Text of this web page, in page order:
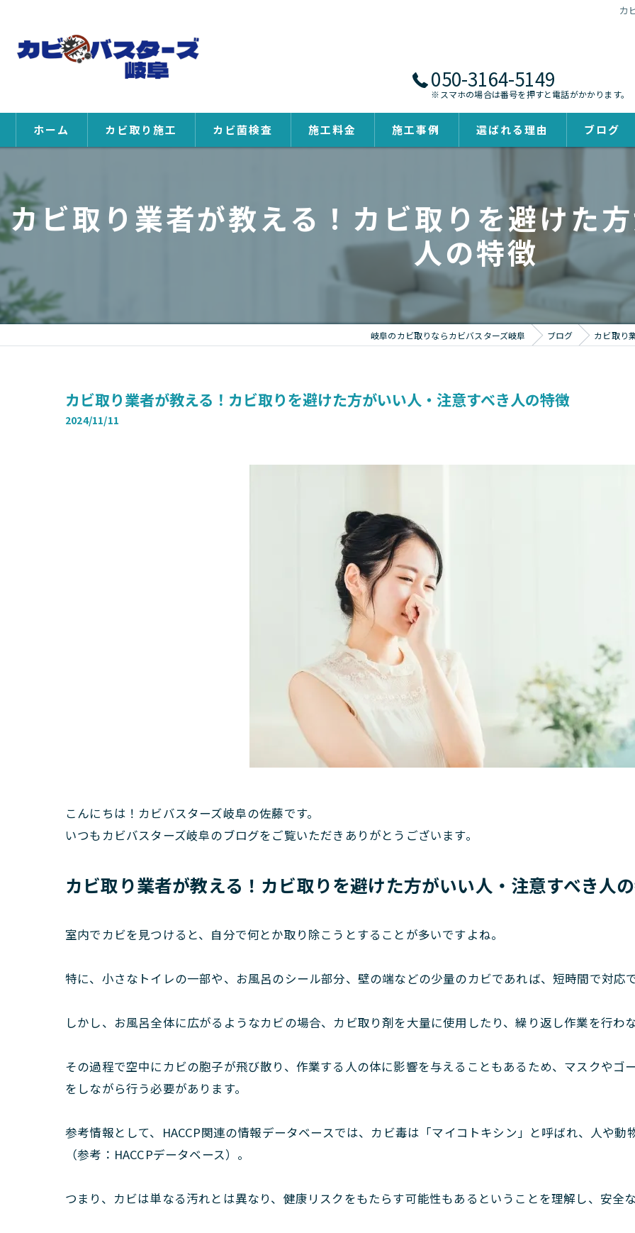
カ
050-3164-5149
※スマホの場合は番号を押すと電話がかかります。
ホーム カビ取り施工 カビ菌検査 施工料金 施工事例 選ばれる理由 ブログ
カビ取り業者が教える！カビ取りを避けた
人の特徴
岐阜のカビ取りならカビバスターズ岐阜 ブログ カビ取り
カビ取り業者が教える！カビ取りを避けた方がいい人・注意すべき人の特徴
2024/11/11
こんにちは！カビバスターズ岐阜の佐藤です。
いつもカビバスターズ岐阜のブログをご覧いただきありがとうございます。
カビ取り業者が教える！カビ取りを避けた方がいい人・注意すべき人
室内でカビを見つけると、自分で何とか取り除こうとすることが多いですよね。
特に、小さなトイレの一部や、お風呂のシール部分、壁の端などの少量のカビであれば、短時間で対応
しかし、お風呂全体に広がるようなカビの場合、カビ取り剤を大量に使用したり、繰り返し作業を行わ
その過程で空中にカビの胞子が飛び散り、作業する人の体に影響を与えることもあるため、マスクやゴ
をしながら行う必要があります。
参考情報として、HACCP関連の情報データベースでは、カビ毒は「マイコトキシン」と呼ばれ、人や
（参考：HACCPデータベース）。
つまり、カビは単なる汚れとは異なり、健康リスクをもたらす可能性もあるということを理解し、安全